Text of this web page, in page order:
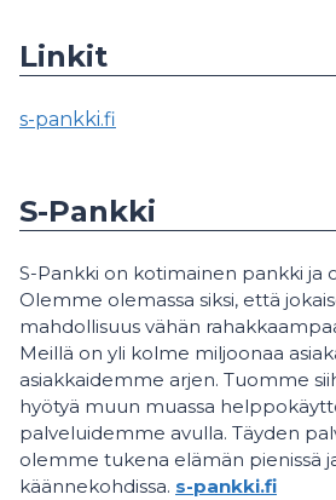
Linkit
s-pankki.fi
S-Pankki
S-Pankki on kotimainen pankki ja
Olemme olemassa siksi, että
mahdollisuus vähän
Meillä on yli kolme miljoonaa
asiakkaidemme arjen. Tuomme
hyötyä muun muassa
palveluidemme avulla. Täyden
olemme tukena elämän pienissä
käännekohdissa. s-pankki.fi